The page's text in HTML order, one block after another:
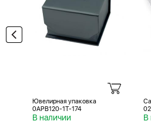
Ювелирная упаковка
0APB120-1T-174
В наличии В